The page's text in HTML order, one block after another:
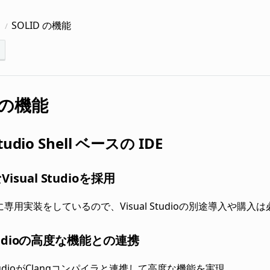
SOLID の機能
機能
Shell ベースの IDE
Visual Studioを採用
専用実装をしているので、Visual Studioの別途導入や購入は
の高度な機能との連携